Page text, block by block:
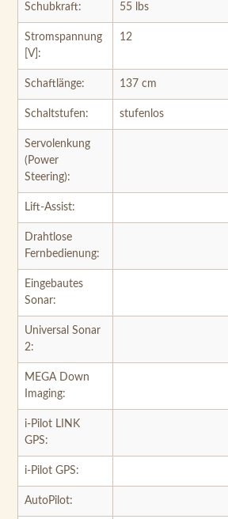
Schubkraft: 55 lbs
Stromspannung
[V]:
12
Schaftlänge: 137 cm
Schaltstufen: stufenlos
Servolenkung
(Power
Steering):
Lift-Assist:
Drahtlose
Fernbedienung:
Eingebautes
Sonar:
Universal Sonar
2:
MEGA Down
Imaging:
i-Pilot LINK
GPS:
i-Pilot GPS:
AutoPilot: